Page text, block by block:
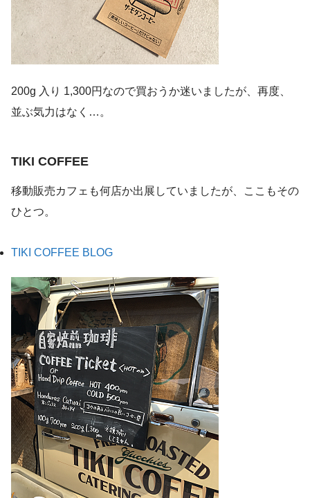
200g 入り 1,300円なので買おうか迷いましたが、再度、
並ぶ気力はなく…。
TIKI COFFEE
移動販売カフェも何店か出展していましたが、ここもその
ひとつ。
TIKI COFFEE BLOG